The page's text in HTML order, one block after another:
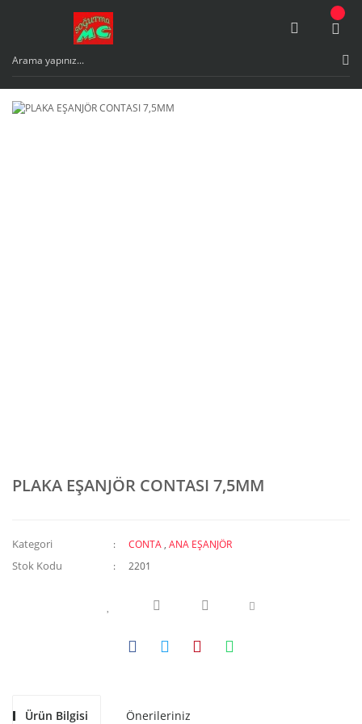
PLAKA EŞANJÖR CONTASI 7,5MM
Kategori CONTA ,ANA EŞANJÖR
Stok Kodu 2201
Ürün Bilgisi Önerileriniz